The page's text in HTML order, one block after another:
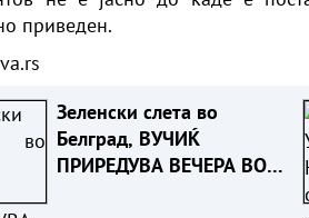
приведен.
Зеленски слета во
Белград, ВУЧИЌ
ПРИРЕДУВА ВЕЧЕРА ВО